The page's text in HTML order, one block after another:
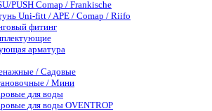
PUSH Comap / Frankische
Uni-fitt / APE / Comap / Riifo
фитинг
арматура
/ Садовые
/ Мини
для воды
для воды OVENTROP